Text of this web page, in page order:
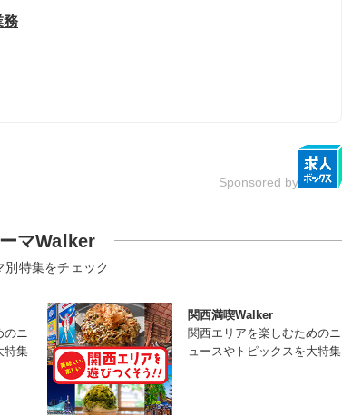
務
Sponsored by
マWalker
別特集をチェック
のニ
特集
関西満喫Walker
関西エリアを楽しむためのニ
ュースやトピックスを大特集